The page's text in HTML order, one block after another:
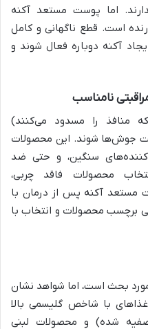
اما پوست مستعد آکنه
است. قطع ناگهانی و کامل
آکنه دوباره فعال شوند و
نامناسب
منافذ را مسدود می‌کنند)
جوش‌ها شوند. این محصولات
سنگین، و حتی ضد
محصولات فاقد چربی،
مستعد آکنه پس از درمان با
برچسب محصولات و انتخاب با
بحث است، اما شواهد نشان
با شاخص گلیسمی بالا
شده) و محصولات لبنی